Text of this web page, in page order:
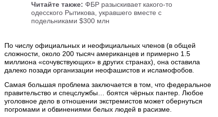
Читайте также: ФБР разыскивает какого-то
одесского Рытикова, укравшего вместе с
подельниками $300 млн
По числу официальных и неофициальных членов (в общей
сложности, около 200 тысяч американцев и примерно 1.5
миллиона «сочувствующих» в других странах), она оставила
далеко позади организации неофашистов и исламофобов.
Самая большая проблема заключается в том, что федеральное
правительство и спецслужбы… боятся чёрных пантер. Любое
уголовное дело в отношении экстремистов может обернуться
погромами и обвинениями белых людей в расизме.